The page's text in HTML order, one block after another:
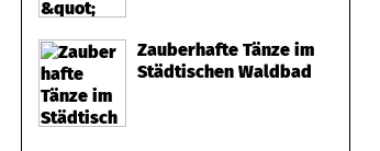
Zauberhafte Tänze im
Städtischen Waldbad